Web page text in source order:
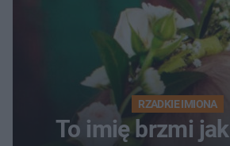
RZADKIE IMIONA
To imię brzmi